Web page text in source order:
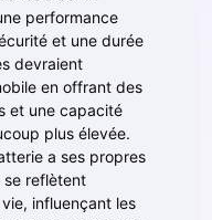
performance
et une durée
devraient
en offrant des
et une capacité
plus élevée.
a ses propres
reflètent
influençant les